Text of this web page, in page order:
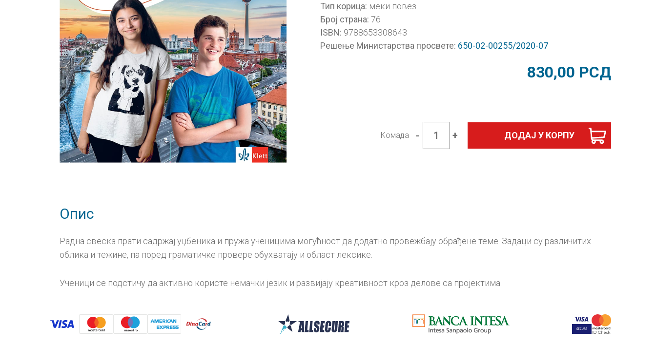
Тип корица: меки повез
Број страна: 76
ISBN: 9788653308643
Решење Министарства просвете: 650-02-00255/2020-07
830,00 РСД
Комада -
Немачки
језик
QR
кодом
+ ДОДАЈ У КОРПУ
Опис
Радна свеска прати садржај уџбеника и пружа ученицима могућност да додатно провежбају обрађене теме. Задаци су различитих
облика и тежине, па поред граматичке провере обухватају и област лексике.
Ученици се подстичу да активно користе немачки језик и развијају креативност кроз делове са пројектима.